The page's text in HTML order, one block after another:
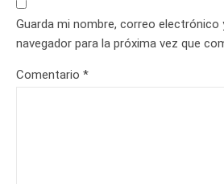
Guarda mi nombre, correo electrónico
navegador para la próxima vez que
Comentario *